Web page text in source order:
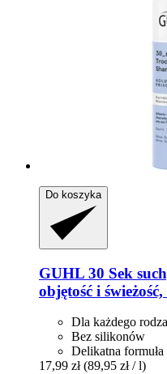
Do koszyka
GUHL 30 Sek
objętość i
Dla każdego
Bez silikonów
Delikatna formuła
17,99 zł (89,95 zł / l)